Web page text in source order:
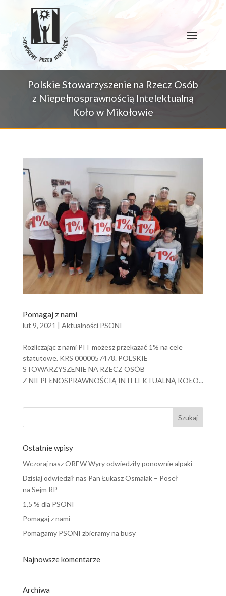
Polskie Stowarzyszenie na Rzecz Osób
z Niepełnosprawnością Intelektualną
Koło w Mikołowie
Pomagaj z nami
lut 9, 2021 | Aktualności PSONI
Rozliczając z nami PIT możesz przekazać 1% na cele
statutowe. KRS 0000057478. POLSKIE
STOWARZYSZENIE NA RZECZ OSÓB
Z NIEPEŁNOSPRAWNOŚCIĄ INTELEKTUALNĄ KOŁO...
Szukaj:
Ostatnie wpisy
Wczoraj nasz OREW Wyry odwiedziły ponownie alpaki
Dzisiaj odwiedził nas Pan Łukasz Osmalak – Poseł
na Sejm RP
1,5 % dla PSONI
Pomagaj z nami
Pomagamy PSONI zbieramy na busy
Najnowsze komentarze
Archiwa